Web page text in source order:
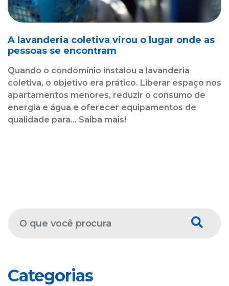
A lavanderia coletiva virou o lugar onde as
pessoas se encontram
Quando o condomínio instalou a lavanderia
coletiva, o objetivo era prático. Liberar espaço nos
apartamentos menores, reduzir o consumo de
energia e água e oferecer equipamentos de
qualidade para... Saiba mais!
Categorias